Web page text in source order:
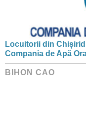
Locuitorii din
Compania de Apă
BIHON CAO